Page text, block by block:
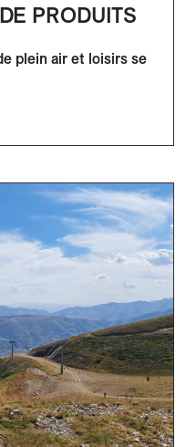
PRODUITS
plein air et loisirs se